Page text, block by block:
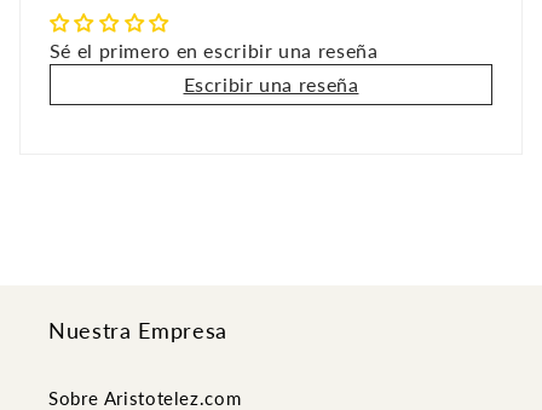
Sé el primero en escribir una reseña
Escribir una reseña
Nuestra Empresa
Sobre Aristotelez.com